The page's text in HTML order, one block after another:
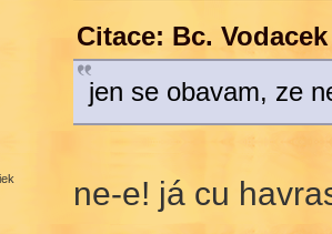
Citace: Bc.
jen se obavam, ze
ne-e! já cu